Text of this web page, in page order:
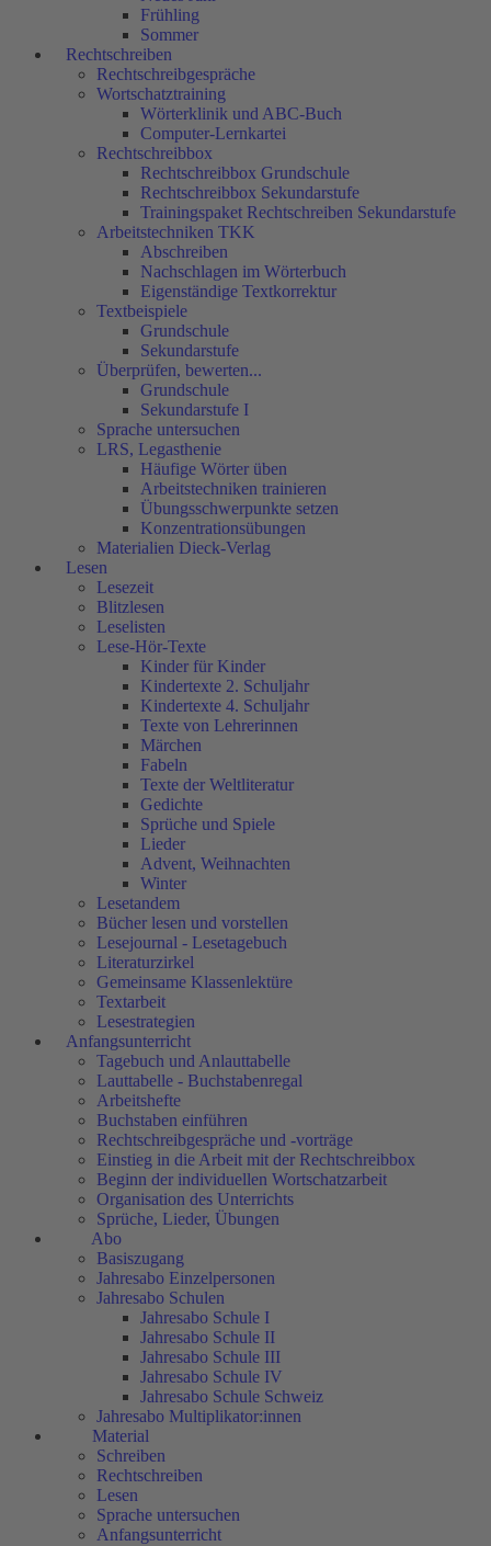
Frühling
Sommer
Rechtschreiben
Rechtschreibgespräche
Wortschatztraining
Wörterklinik und ABC-Buch
Computer-Lernkartei
Rechtschreibbox
Rechtschreibbox Grundschule
Rechtschreibbox Sekundarstufe
Trainingspaket Rechtschreiben Sekundarstufe
Arbeitstechniken TKK
Abschreiben
Nachschlagen im Wörterbuch
Eigenständige Textkorrektur
Textbeispiele
Grundschule
Sekundarstufe
Überprüfen, bewerten...
Grundschule
Sekundarstufe I
Sprache untersuchen
LRS, Legasthenie
Häufige Wörter üben
Arbeitstechniken trainieren
Übungsschwerpunkte setzen
Konzentrationsübungen
Materialien Dieck-Verlag
Lesen
Lesezeit
Blitzlesen
Leselisten
Lese-Hör-Texte
Kinder für Kinder
Kindertexte 2. Schuljahr
Kindertexte 4. Schuljahr
Texte von Lehrerinnen
Märchen
Fabeln
Texte der Weltliteratur
Gedichte
Sprüche und Spiele
Lieder
Advent, Weihnachten
Winter
Lesetandem
Bücher lesen und vorstellen
Lesejournal - Lesetagebuch
Literaturzirkel
Gemeinsame Klassenlektüre
Textarbeit
Lesestrategien
Anfangsunterricht
Tagebuch und Anlauttabelle
Lauttabelle - Buchstabenregal
Arbeitshefte
Buchstaben einführen
Rechtschreibgespräche und -vorträge
Einstieg in die Arbeit mit der Rechtschreibbox
Beginn der individuellen Wortschatzarbeit
Organisation des Unterrichts
Sprüche, Lieder, Übungen
Abo
Basiszugang
Jahresabo Einzelpersonen
Jahresabo Schulen
Jahresabo Schule I
Jahresabo Schule II
Jahresabo Schule III
Jahresabo Schule IV
Jahresabo Schule Schweiz
Jahresabo Multiplikator:innen
Material
Schreiben
Rechtschreiben
Lesen
Sprache untersuchen
Anfangsunterricht